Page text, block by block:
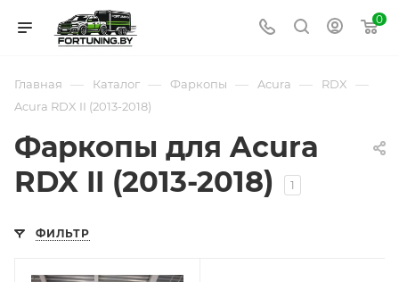
0
Главная — Каталог — Фаркопы — Acura — RDX —
Acura RDX II (2013-2018)
Фаркопы для Acura
RDX II (2013-2018)
1
ФИЛЬТР